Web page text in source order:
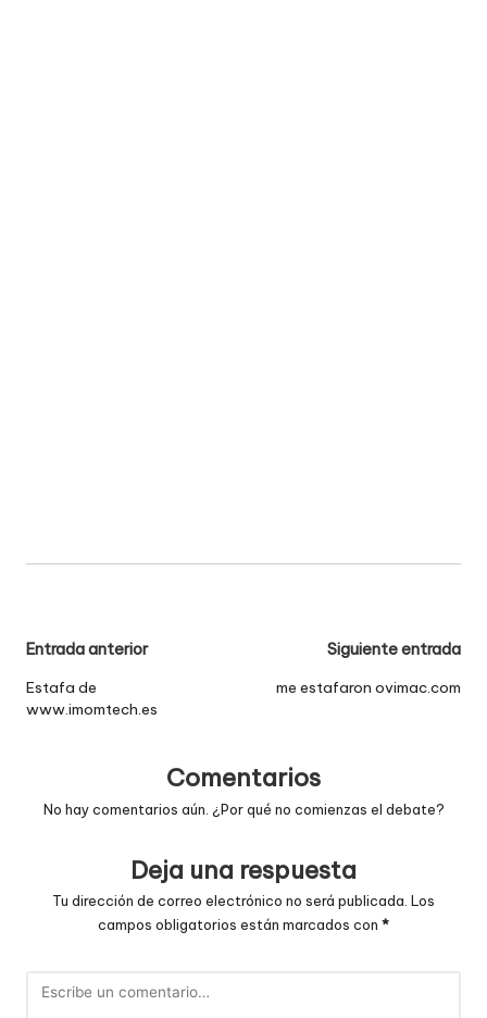
Navegación
de
entradas
Entrada anterior
Estafa de
www.imomtech.es
Siguiente entrada
me estafaron ovimac.com
Comentarios
No hay comentarios aún. ¿Por qué no comienzas el debate?
Deja una respuesta
Tu dirección de correo electrónico no será publicada. Los
campos obligatorios están marcados con *